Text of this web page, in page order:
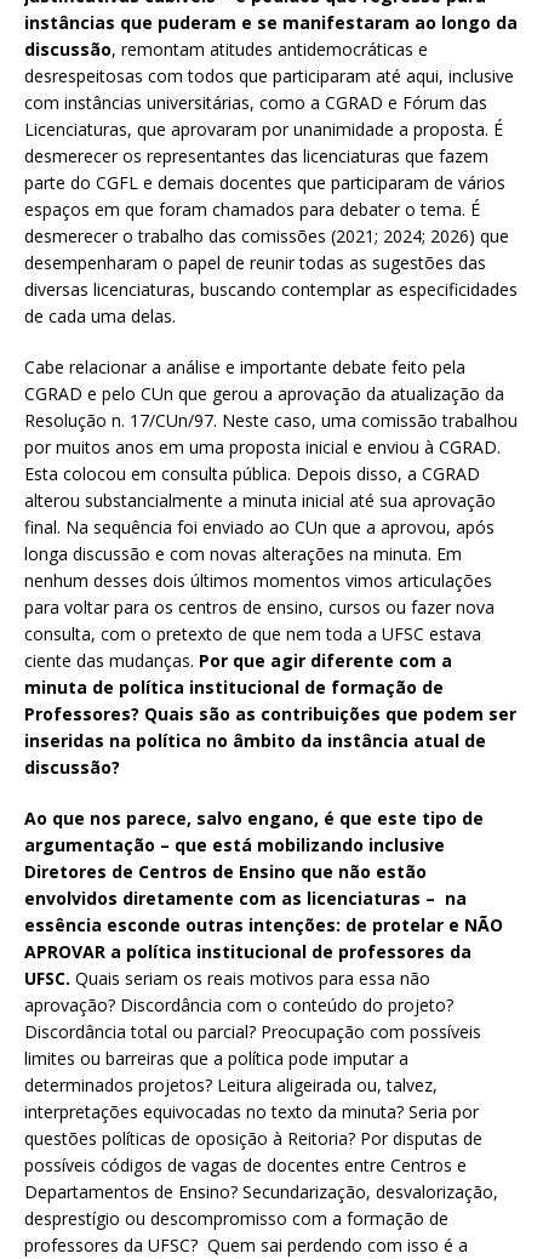
instâncias que puderam e se manifestaram ao longo da
discussão, remontam atitudes antidemocráticas e
desrespeitosas com todos que participaram até aqui, inclusive
com instâncias universitárias, como a CGRAD e Fórum das
Licenciaturas, que aprovaram por unanimidade a proposta. É
desmerecer os representantes das licenciaturas que fazem
parte do CGFL e demais docentes que participaram de vários
espaços em que foram chamados para debater o tema. É
desmerecer o trabalho das comissões (2021; 2024; 2026) que
desempenharam o papel de reunir todas as sugestões das
diversas licenciaturas, buscando contemplar as especificidades
de cada uma delas.
Cabe relacionar a análise e importante debate feito pela
CGRAD e pelo CUn que gerou a aprovação da atualização da
Resolução n. 17/CUn/97. Neste caso, uma comissão trabalhou
por muitos anos em uma proposta inicial e enviou à CGRAD.
Esta colocou em consulta pública. Depois disso, a CGRAD
alterou substancialmente a minuta inicial até sua aprovação
final. Na sequência foi enviado ao CUn que a aprovou, após
longa discussão e com novas alterações na minuta. Em
nenhum desses dois últimos momentos vimos articulações
para voltar para os centros de ensino, cursos ou fazer nova
consulta, com o pretexto de que nem toda a UFSC estava
ciente das mudanças. Por que agir diferente com a
minuta de política institucional de formação de
Professores? Quais são as contribuições que podem ser
inseridas na política no âmbito da instância atual de
discussão?
Ao que nos parece, salvo engano, é que este tipo de
argumentação – que está mobilizando inclusive
Diretores de Centros de Ensino que não estão
envolvidos diretamente com as licenciaturas – na
essência esconde outras intenções: de protelar e NÃO
APROVAR a política institucional de professores da
UFSC. Quais seriam os reais motivos para essa não
aprovação? Discordância com o conteúdo do projeto?
Discordância total ou parcial? Preocupação com possíveis
limites ou barreiras que a política pode imputar a
determinados projetos? Leitura aligeirada ou, talvez,
interpretações equivocadas no texto da minuta? Seria por
questões políticas de oposição à Reitoria? Por disputas de
possíveis códigos de vagas de docentes entre Centros e
Departamentos de Ensino? Secundarização, desvalorização,
desprestígio ou descompromisso com a formação de
professores da UFSC? Quem sai perdendo com isso é a